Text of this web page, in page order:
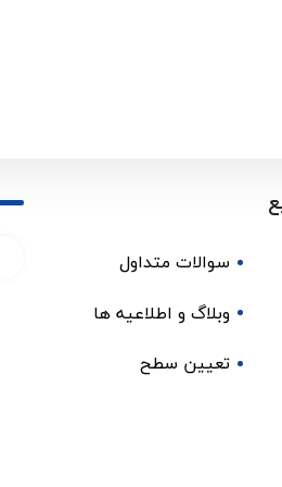
سوالات متداول
وبلاگ و اطلاعیه ها
تعیین سطح